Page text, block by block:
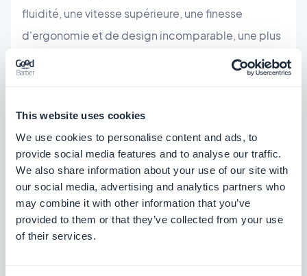
This website uses cookies
We use cookies to personalise content and ads, to
provide social media features and to analyse our traffic.
We also share information about your use of our site with
our social media, advertising and analytics partners who
may combine it with other information that you’ve
provided to them or that they’ve collected from your use
of their services.
fluidité, une vitesse supérieure, une finesse
d'ergonomie et de design incomparable, une plus
grande interactivité ; et en définitive une meilleure
expérience utilisateur. Autour des applications
permettant d’en faire la promotion sur une place
de marché : App Store pour les applications iOS,
Android Market pour les applications Android et
Windows Marketplace pour les applications WP7.
En conclusion